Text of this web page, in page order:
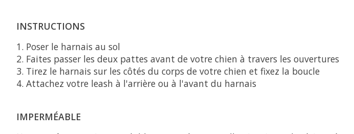
INSTRUCTIONS
Poser le harnais au sol
Faites passer les deux pattes avant de votre chien à travers les ouvertures
Tirez le harnais sur les côtés du corps de votre chien et fixez la boucle
Attachez votre leash à l'arrière ou à l'avant du harnais
IMPERMÉABLE